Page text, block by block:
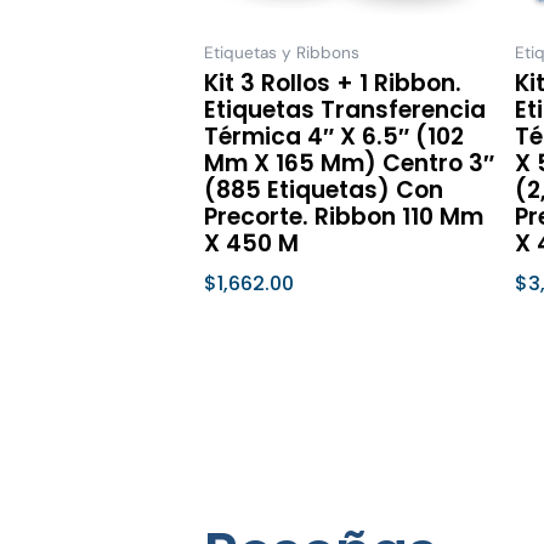
Etiquetas y Ribbons
Kit 3 Rollos + 1 Ribbon.
Etiquetas Transferencia
Térmica 4″ X 6.5″ (102
Mm X 165 Mm) Centro 3″
(885 Etiquetas) Con
Precorte. Ribbon 110 Mm
X 450 M
$1,662.00
en
la
página
de
producto
X
X
$